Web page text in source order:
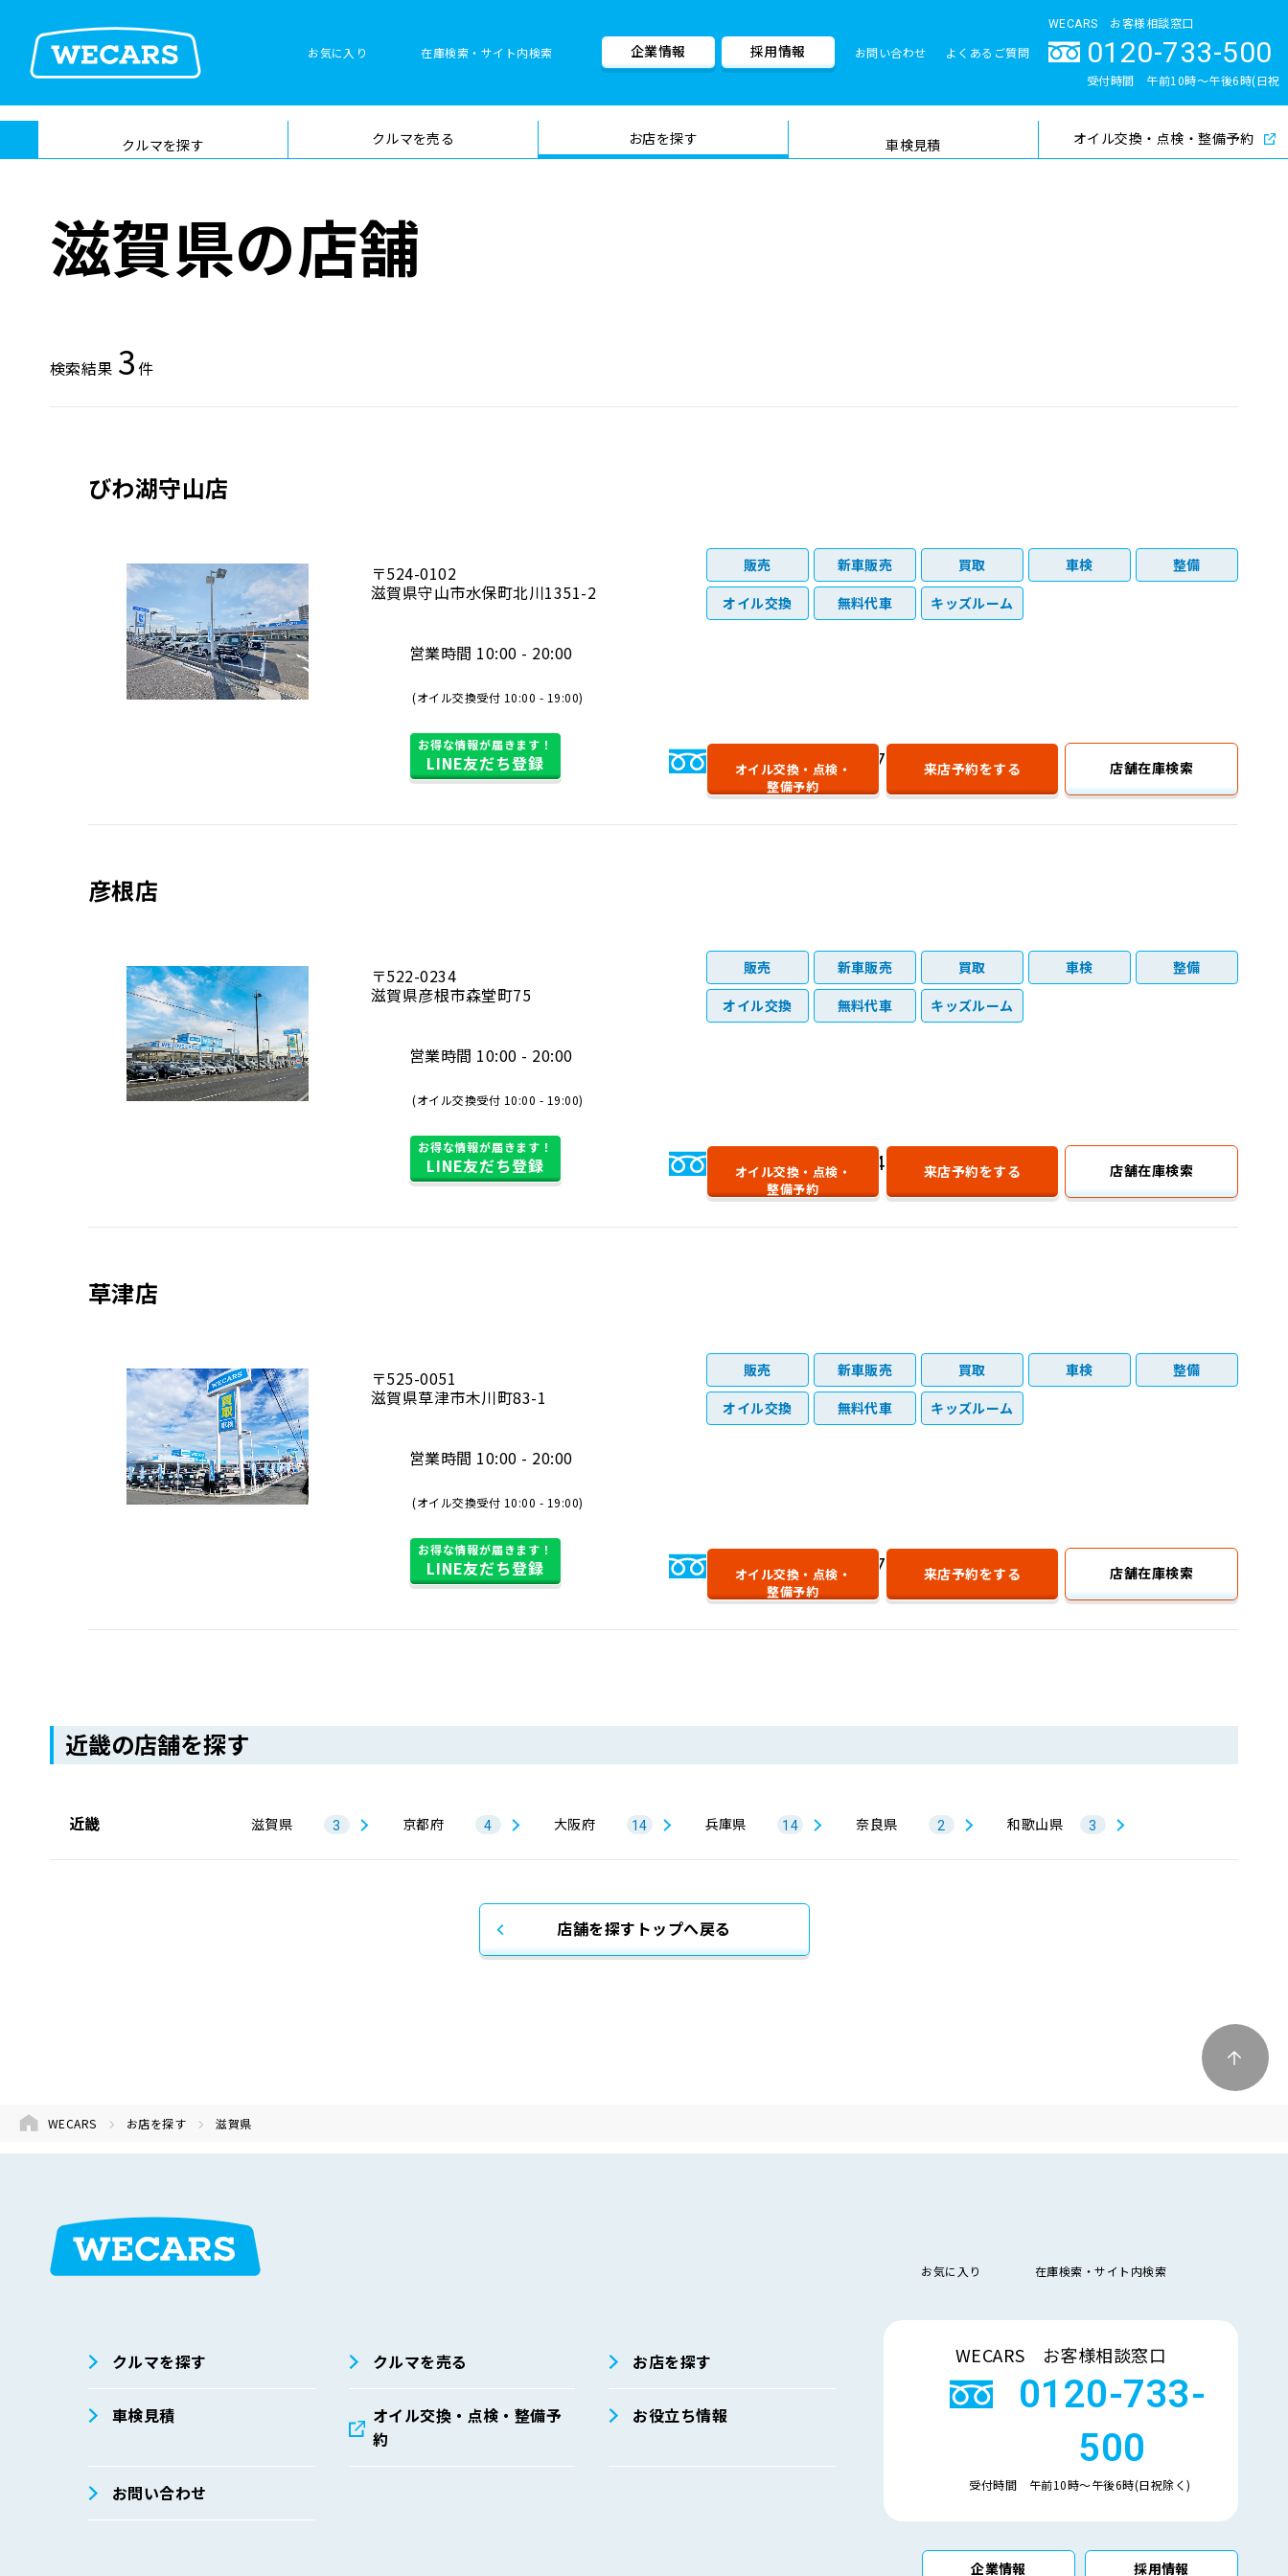
お気に入り 在庫検索・サイト内検索
在庫検索
サイト内検
索
検索
企業情報 採用情報 お問い合わせ よくあるご質問
WECARS お客様相談窓口
0120-733-500
受付時間 午前10時〜午後6時(日祝
クルマを探す クルマを売る お店を探す 車検見積
車検料金・メニュー 品質管理とサポート体制
オイル交換・点検・整備予約
滋賀県の店舗
検索結果 3件
びわ湖守山店
〒524-0102
滋賀県守山市水保町北川1351-2
営業時間 10:00 - 20:00
(オイル交換受付 10:00 - 19:00)
お得な情報が届きます！
LINE友だち登録
販売 新車販売 買取 車検
整備
オイル交換
無料代車 キッズルーム
0120-871-017 077-585-8708
オイル交換・ 点検・
整備予約
来店予約をする 店舗在庫検索
彦根店
〒522-0234
滋賀県彦根市森堂町75
営業時間 10:00 - 20:00
(オイル交換受付 10:00 - 19:00)
お得な情報が届きます！
LINE友だち登録
販売 新車販売 買取 車検
整備
オイル交換
無料代車 キッズルーム
0120-138-710 0749-28-8884
オイル交換・ 点検・
整備予約
来店予約をする 店舗在庫検索
草津店
〒525-0051
滋賀県草津市木川町83-1
営業時間 10:00 - 20:00
(オイル交換受付 10:00 - 19:00)
お得な情報が届きます！
LINE友だち登録
販売 新車販売 買取 車検
整備
オイル交換
無料代車 キッズルーム
0120-116-610 077-567-7700
オイル交換・ 点検・
整備予約
来店予約をする 店舗在庫検索
近畿の店舗を探す
近畿 滋賀県 3 京都府 4 大阪府 14 兵庫県 14 奈良県 2 和歌山県 3
店舗を探すトップへ戻る
WECARS お店を探す 滋賀県
お気に入り 在庫検索・サイト内検索
クルマを探す クルマを売る お店を探す
車検見積
オイル交換・点検・整備予
約
お役立ち情報
お問い合わせ
WECARS お客様相談窓口
0120-733-
500
受付時間 午前10時〜午後6時(日祝除く)
企業情報 採用情報